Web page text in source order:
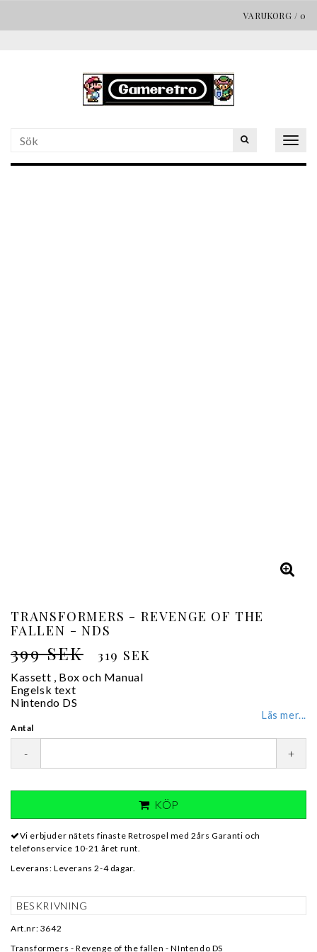
VARUKORG / 0
TRANSFORMERS - REVENGE OF THE
FALLEN - NDS
399 SEK 319 SEK
Kassett , Box och Manual
Engelsk text
Nintendo DS
Läs mer...
Antal
- +
KÖP
Vi erbjuder nätets finaste Retrospel med 2års Garanti och
telefonservice 10-21 året runt.
Leverans: Leverans 2-4 dagar.
BESKRIVNING
Art.nr: 3642
Transformers - Revenge of the fallen - NIntendo DS